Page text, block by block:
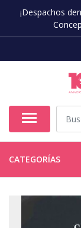
¡Despachos
CATEGORÍAS